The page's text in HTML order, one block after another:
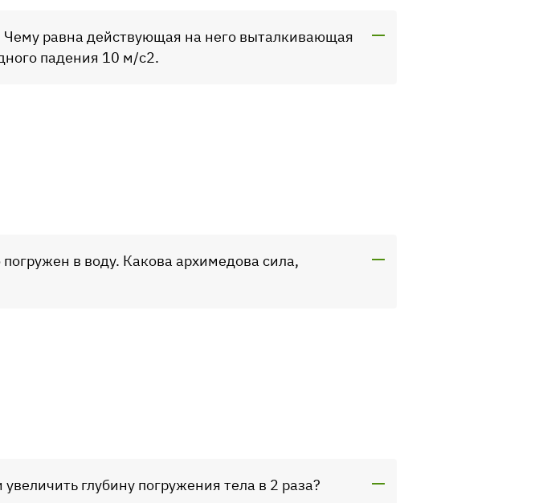
равна действующая на него выталкивающая
падения 10 м/с2.
в воду. Какова архимедова сила,
глубину погружения тела в 2 раза?